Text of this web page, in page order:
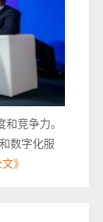
竞争力。
数字化服
文》